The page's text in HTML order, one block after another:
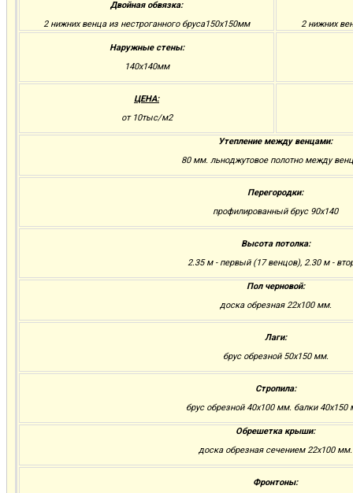
Двойная обвязка:
2 нижних венца из нестроганного бруса150х150мм
2 нижних
Наружные стены:
140х140мм
ЦЕНА:
от 10тыс/м2
Утепление между венцами:
80 мм. льноджутовое полотно между
Перегородки:
профилированный брус 90х140
Высота потолка:
2.35 м - первый (17 венцов), 2.30 м -
Пол черновой:
доска обрезная 22х100 мм.
Лаги:
брус обрезной 50х150 мм.
Стропила:
брус обрезной 40х100 мм. балки 40х150
Обрешетка крыши:
доска обрезная сечением 22х100 мм.
Фронтоны: